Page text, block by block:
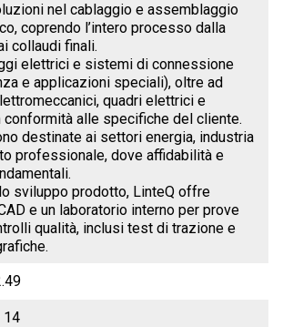
nel cablaggio e assemblaggio
coprendo l’intero processo dalla
collaudi finali.
elettrici e sistemi di connessione
e applicazioni speciali), oltre ad
quadri elettrici e
conformità alle specifiche del cliente.
destinate ai settori energia, industria
professionale, dove affidabilità e
sviluppo prodotto, LinteQ offre
e un laboratorio interno per prove
qualità, inclusi test di trazione e
14